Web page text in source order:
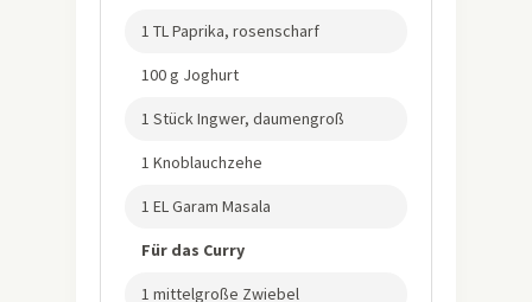
1 TL Paprika, rosenscharf
100 g Joghurt
1 Stück Ingwer, daumengroß
1 Knoblauchzehe
1 EL Garam Masala
Für das Curry
1 mittelgroße Zwiebel